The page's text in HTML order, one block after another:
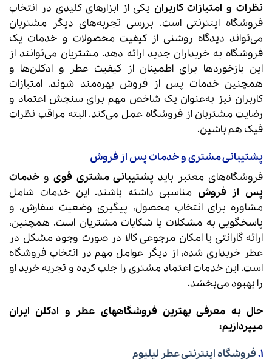
نظرات و امتیازات کاربران یکی از ابزارهای کلیدی در انتخاب
فروشگاه اینترنتی است. بررسی تجربه‌های دیگر مشتریان
می‌تواند دیدگاه روشنی از کیفیت محصولات و خدمات یک
فروشگاه به خریداران جدید ارائه دهد. مشتریان می‌توانند از
این بازخوردها برای اطمینان از کیفیت عطر و ادکلن‌ها و
همچنین خدمات پس از فروش بهره‌مند شوند. امتیازات
کاربران نیز به‌عنوان یک شاخص مهم برای سنجش اعتماد و
رضایت مشتریان از فروشگاه عمل می‌کند. البته مراقب نظرات
فیک هم باشین.
پشتیبانی مشتری و خدمات پس از فروش
فروشگاه‌های معتبر باید پشتیبانی مشتری قوی و خدمات
پس از فروش مناسبی داشته باشند. این خدمات شامل
مشاوره برای انتخاب محصول، پیگیری وضعیت سفارش، و
پاسخگویی به مشکلات یا شکایات مشتریان است. همچنین،
ارائه گارانتی یا امکان مرجوعی کالا در صورت وجود مشکل در
عطر خریداری شده، از دیگر عوامل مهم در انتخاب فروشگاه
است. این خدمات اعتماد مشتری را جلب کرده و تجربه خرید او
را بهبود می‌بخشد.
حال به معرفی بهترین فروشگاههای عطر و ادکلن ایران
میپردازیم:
1. فروشگاه اینترنتی عطر لیلیوم